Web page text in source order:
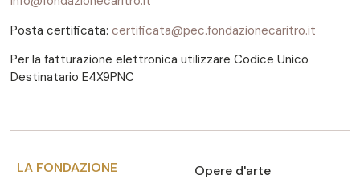
Posta certificata: certificata@pec.fondazionecaritro.it
Per la fatturazione elettronica utilizzare Codice Unico
Destinatario E4X9PNC
LA FONDAZIONE Opere d'arte